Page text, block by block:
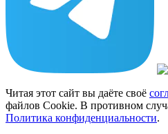
Читая этот сайт вы даёте своё
файлов Cookie. В противном
Политика конфиденциальности.